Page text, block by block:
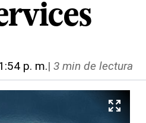
p. m.| 3 min de lectura